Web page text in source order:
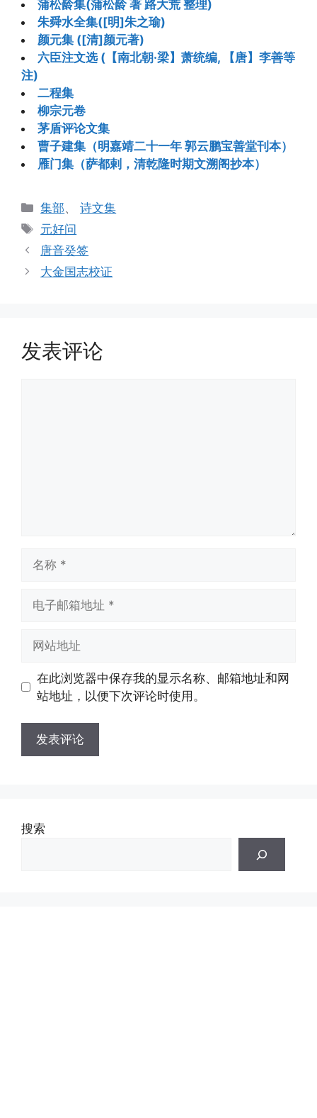
蒲松龄集(蒲松龄 著 路大荒 整理)
朱舜水全集([明]朱之瑜)
颜元集 ([清]颜元著)
六臣注文选 (【南北朝·梁】萧统编, 【唐】李善等
注)
二程集
柳宗元卷
茅盾评论文集
曹子建集（明嘉靖二十一年 郭云鹏宝善堂刊本）
雁门集（萨都剌，清乾隆时期文溯阁抄本）
分
类
集部、诗文集
标
签
元好问
唐音癸签
大金国志校证
发表评论
址
址
在此浏览器中保存我的显示名称、邮箱地址和网
站地址，以便下次评论时使用。
搜索